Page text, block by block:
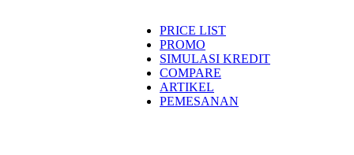
PRICE LIST
PROMO
SIMULASI KREDIT
COMPARE
ARTIKEL
PEMESANAN